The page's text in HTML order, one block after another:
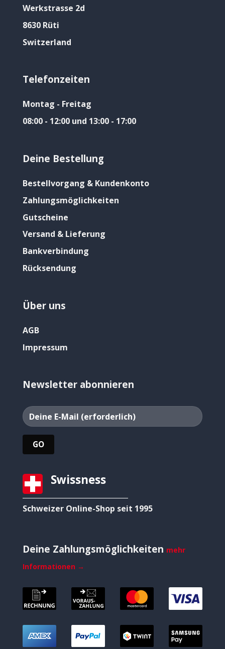
Werkstrasse 2d
8630 Rüti
Switzerland
Telefonzeiten
Montag - Freitag
08:00 - 12:00 und 13:00 - 17:00
Deine Bestellung
Bestellvorgang & Kundenkonto
Zahlungsmöglichkeiten
Gutscheine
Versand & Lieferung
Bankverbindung
Rücksendung
Über uns
AGB
Impressum
Newsletter abonnieren
Swissness
Schweizer Online-Shop seit 1995
Deine Zahlungsmöglichkeiten mehr
Informationen →